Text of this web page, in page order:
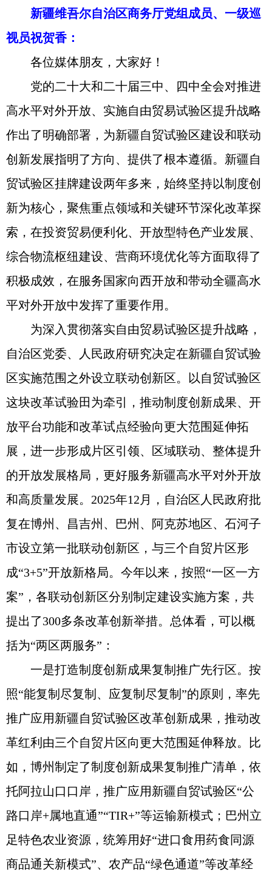
新疆维吾尔自治区商务厅党组成员、一级巡
视员祝贺香：
各位媒体朋友，大家好！
党的二十大和二十届三中、四中全会对推进
高水平对外开放、实施自由贸易试验区提升战略
作出了明确部署，为新疆自贸试验区建设和联动
创新发展指明了方向、提供了根本遵循。新疆自
贸试验区挂牌建设两年多来，始终坚持以制度创
新为核心，聚焦重点领域和关键环节深化改革探
索，在投资贸易便利化、开放型特色产业发展、
综合物流枢纽建设、营商环境优化等方面取得了
积极成效，在服务国家向西开放和带动全疆高水
平对外开放中发挥了重要作用。
为深入贯彻落实自由贸易试验区提升战略，
自治区党委、人民政府研究决定在新疆自贸试验
区实施范围之外设立联动创新区。以自贸试验区
这块改革试验田为牵引，推动制度创新成果、开
放平台功能和改革试点经验向更大范围延伸拓
展，进一步形成片区引领、区域联动、整体提升
的开放发展格局，更好服务新疆高水平对外开放
和高质量发展。2025年12月，自治区人民政府批
复在博州、昌吉州、巴州、阿克苏地区、石河子
市设立第一批联动创新区，与三个自贸片区形
成“3+5”开放新格局。今年以来，按照“一区一方
案”，各联动创新区分别制定建设实施方案，共
提出了300多条改革创新举措。总体看，可以概
括为“两区两服务”：
一是打造制度创新成果复制推广先行区。按
照“能复制尽复制、应复制尽复制”的原则，率先
推广应用新疆自贸试验区改革创新成果，推动改
革红利由三个自贸片区向更大范围延伸释放。比
如，博州制定了制度创新成果复制推广清单，依
托阿拉山口口岸，推广应用新疆自贸试验区“公
路口岸+属地直通”“TIR+”等运输新模式；巴州立
足特色农业资源，统筹用好“进口食用药食同源
商品通关新模式”、农产品“绿色通道”等改革经